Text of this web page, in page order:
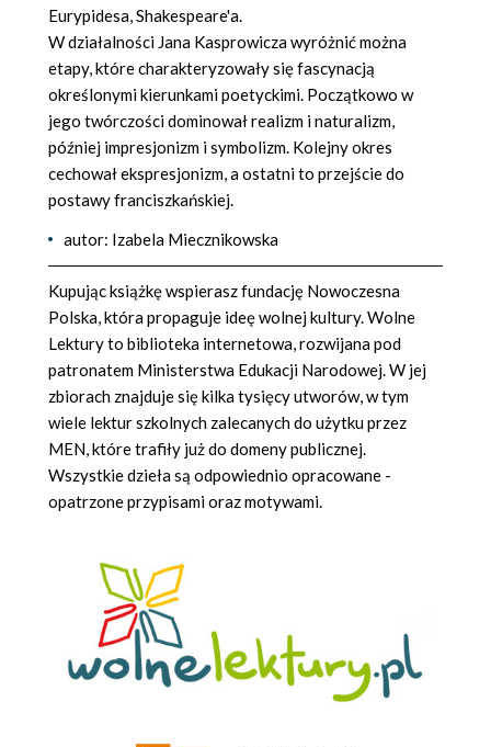
Eurypidesa, Shakespeare'a.
W działalności Jana Kasprowicza wyróżnić można
etapy, które charakteryzowały się fascynacją
określonymi kierunkami poetyckimi. Początkowo w
jego twórczości dominował realizm i naturalizm,
później impresjonizm i symbolizm. Kolejny okres
cechował ekspresjonizm, a ostatni to przejście do
postawy franciszkańskiej.
autor: Izabela Miecznikowska
Kupując książkę wspierasz fundację Nowoczesna
Polska, która propaguje ideę wolnej kultury. Wolne
Lektury to biblioteka internetowa, rozwijana pod
patronatem Ministerstwa Edukacji Narodowej. W jej
zbiorach znajduje się kilka tysięcy utworów, w tym
wiele lektur szkolnych zalecanych do użytku przez
MEN, które trafiły już do domeny publicznej.
Wszystkie dzieła są odpowiednio opracowane -
opatrzone przypisami oraz motywami.